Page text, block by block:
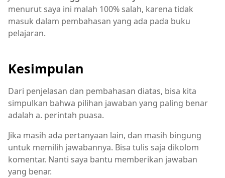
menurut saya ini malah 100% salah, karena tidak
masuk dalam pembahasan yang ada pada buku
pelajaran.
Kesimpulan
Dari penjelasan dan pembahasan diatas, bisa kita
simpulkan bahwa pilihan jawaban yang paling benar
adalah a. perintah puasa.
Jika masih ada pertanyaan lain, dan masih bingung
untuk memilih jawabannya. Bisa tulis saja dikolom
komentar. Nanti saya bantu memberikan jawaban
yang benar.